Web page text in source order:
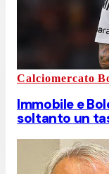
Calciomercato
Immobile e
soltanto un